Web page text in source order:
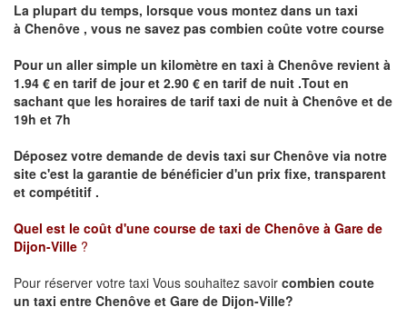
La plupart du temps, lorsque vous montez dans un taxi
à Chenôve , vous ne savez pas combien coûte votre course
Pour un aller simple un kilomètre en taxi à Chenôve revient à
1.94 € en tarif de jour et 2.90 € en tarif de nuit .Tout en
sachant que les horaires de tarif taxi de nuit à Chenôve et de
19h et 7h
Déposez votre demande de devis taxi surChenôve via notre
site c'est la garantie de bénéficier d'un prix fixe, transparent
et compétitif .
Quel est le coût d'une course de taxi de Chenôve à Gare de
Dijon-Ville ?
Pour réserver votre taxi Vous souhaitez savoir combien coute
un taxi entre Chenôve et Gare de Dijon-Ville?